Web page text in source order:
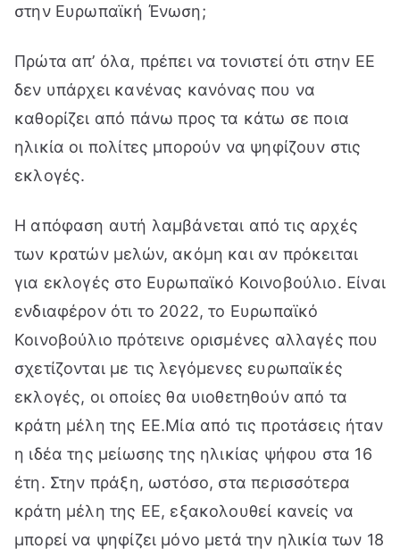
στην Ευρωπαϊκή Ένωση;
Πρώτα απ’ όλα, πρέπει να τονιστεί ότι στην ΕΕ
δεν υπάρχει κανένας κανόνας που να
καθορίζει από πάνω προς τα κάτω σε ποια
ηλικία οι πολίτες μπορούν να ψηφίζουν στις
εκλογές.
Η απόφαση αυτή λαμβάνεται από τις αρχές
των κρατών μελών, ακόμη και αν πρόκειται
για εκλογές στο Ευρωπαϊκό Κοινοβούλιο. Είναι
ενδιαφέρον ότι το 2022, το Ευρωπαϊκό
Κοινοβούλιο πρότεινε ορισμένες αλλαγές που
σχετίζονται με τις λεγόμενες ευρωπαϊκές
εκλογές, οι οποίες θα υιοθετηθούν από τα
κράτη μέλη της ΕΕ.Μία από τις προτάσεις ήταν
η ιδέα της μείωσης της ηλικίας ψήφου στα 16
έτη. Στην πράξη, ωστόσο, στα περισσότερα
κράτη μέλη της ΕΕ, εξακολουθεί κανείς να
μπορεί να ψηφίζει μόνο μετά την ηλικία των 18